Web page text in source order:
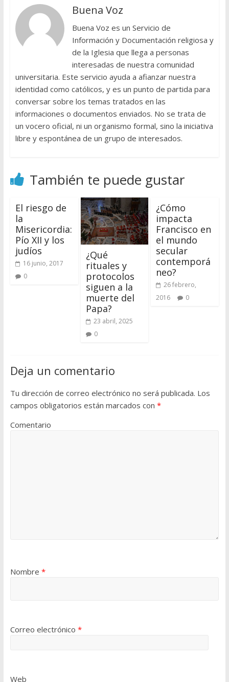
Buena Voz
Buena Voz es un Servicio de
Información y Documentación religiosa y
de la Iglesia que llega a personas
interesadas de nuestra comunidad
universitaria. Este servicio ayuda a afianzar nuestra
identidad como católicos, y es un punto de partida para
conversar sobre los temas tratados en las
informaciones o documentos enviados. No se trata de
un vocero oficial, ni un organismo formal, sino la iniciativa
libre y espontánea de un grupo de interesados.
También te puede gustar
​El riesgo de
la
Misericordia:
Pío XII y los
judíos
16 junio, 2017
0
¿Qué
rituales y
protocolos
siguen a la
muerte del
Papa?
23 abril, 2025
0
¿Cómo
impacta
Francisco en
el mundo
secular
contemporá
neo?
26 febrero,
2016
0
Deja un comentario
Tu dirección de correo electrónico no será publicada. Los
campos obligatorios están marcados con *
Comentario
Nombre *
Correo electrónico *
Web